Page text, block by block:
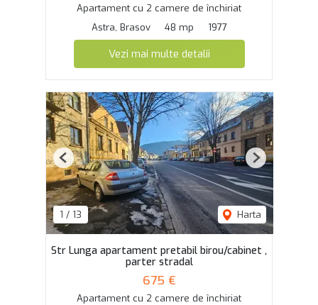
Apartament cu 2 camere de închiriat
Astra, Brasov
48 mp 1977
Vezi mai multe detalii
1 / 13 Harta
Previous Next
Str Lunga apartament pretabil birou/cabinet ,
parter stradal
675 €
Apartament cu 2 camere de închiriat